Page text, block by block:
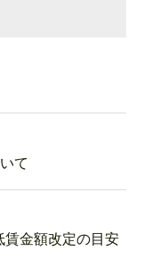
て
賃金額改定の目安